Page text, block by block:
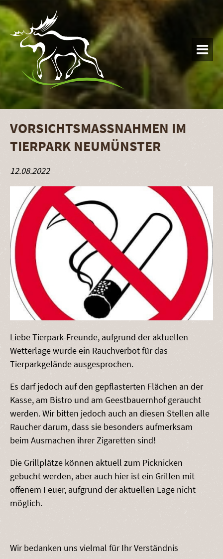

VORSICHTSMASSNAHMEN IM T
IERPARK NEUMÜNSTER
12.08.2022
Liebe Tierpark-Freunde, aufgrund der aktuellen
Wetterlage wurde ein Rauchverbot für das
Tierparkgelände ausgesprochen.
Es darf jedoch auf den gepflasterten Flächen an der
Kasse, am Bistro und am Geestbauernhof geraucht
werden. Wir bitten jedoch auch an diesen Stellen alle
Raucher darum, dass sie besonders aufmerksam
beim Ausmachen ihrer Zigaretten sind!
Die Grillplätze können aktuell zum Picknicken
gebucht werden, aber auch hier ist ein Grillen mit
offenem Feuer, aufgrund der aktuellen Lage nicht
möglich.
Wir bedanken uns vielmal für Ihr Verständnis